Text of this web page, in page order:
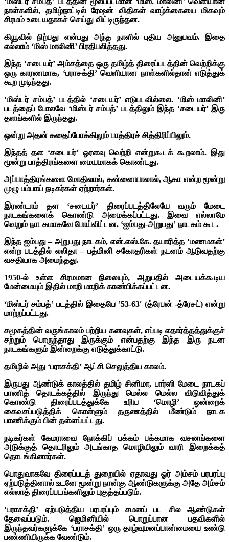
நாள்களில், தமிழ்நாட்டில் ரேஷன் விதிகள் வாழ்க்கையை மிகவும்
சிரமம் உடையதாகச் செய்து விட்டிருந்தன.
கியூவில் நிற்பது என்பது அந்த நாளில் புதிய அனுபவம். இதை
எல்லாம் ‘மிஸ் மாலினி’ பிரதிபலித்தது.
இந்த ‘சடையர்’ அம்சத்தை ஒரு தமிழ்த் திரைப்படத்தின் வெற்றிக்கு
ஒரு காரணமாக, ‘பராசக்தி’ வெளியான நாள்களில்தான் எடுத்துக்
கூற முடிந்தது.
‘மிஸ்டர் சம்பத்’ படத்தில் ‘சடையர்’ எடுபடவில்லை. ‘மிஸ் மாலினி’
படத்தைப் போலவே ‘மிஸ்டர் சம்பத்’ படத்திலும் இந்த ‘சடையர்’ இரு
தளங்களில் இருந்தது.
ஒன்று அதன் கதைப்போக்கிலும் பாத்திரச் சித்திரிப்பிலும்.
இந்தத் தள ‘சடையர்’ ஓரளவு வெற்றி என்றுகூடக் கூறலாம். இது
மூன்று பாத்திரங்களை மையமாகக் கொண்டது.
அப்பாத்திரங்களை மோதிலால், கன்னையாலால், ஆகா என்ற மூன்று
முழு பம்பாய் நடிகர்கள் ஏற்றார்கள்.
இரண்டாம் தள ‘சடையர்’ திரைப்படத்திலேயே வரும் மேடை
நாடகங்களைக் கொண்டு அமைக்கப்பட்டது. இவை எல்லாமே
வெறும் நாடகமாகவே போய்விட்டன. ‘ஐம்பது-அறுபது’ நாடகம் கூட.
இந்த ஐம்பது – அறுபது நாடகம், என்.எஸ்.கே. தயாரித்த ‘மணமகள்’
என்ற படத்தில் லலிதா – பத்மினி சகோதரிகள் நடனம் ஆடுவதற்கு
வசதியாக அமைந்தது.
1950-ல் உள்ள சிரமமான நிலையும், அறுபதில் அடையக்கூடிய
மேன்மையும் இதில் மாறி மாறிக் காண்பிக்கப்பட்டன.
‘மிஸ்டர் சம்பத்’ படத்தில் இதையே ’53-63′ (த்ரேபன் -த்ரேசட்) என்று
மாற்றப்பட்டது.
சமூகத்தின் வருங்காலம் பற்றிய கனவுகள், எப்படி எதார்த்தத்துக்குச்
சற்றும் பொருந்தாது இருக்கும் என்பதற்கு இந்த இரு நடன
நாடகங்களும் இன்றைக்கு எடுத்துக்காட்டு.
தமிழில் அது ‘பராசக்தி’ ஆட்சி செலுத்திய காலம்.
இருபது ஆண்டுக் காலத்தில் தமிழ் சினிமா, பார்ஸி மேடை நாடகப்
பாணித் தொடக்கத்தில் இருந்து மெல்ல மெல்ல விடுவித்துக்
கொண்டு திரைப்படத்துக்கே உரிய ‘மொழி’ ஒன்றைக்
கைவசப்படுத்திக் கொள்ளும் தருணத்தில் மீண்டும் நாடக
பாணிக்கும் பின் தள்ளப்பட்டது.
நடிகர்கள் கேமராவை நோக்கிப் பக்கம் பக்கமாக வசனங்களை
அடுக்குத் தொடரிலும் அடங்காத மொழியிலும் வாரி இறைக்கத்
தொடங்கினார்கள்.
பொதுவாகவே திரைப்படத் துறையில் ஏதாவது ஓர் அம்சம் பரபரப்பு
ஏற்படுத்தினால் உடனே மூன்று நான்கு ஆண்டுகளுக்கு அதே அம்சம்
எல்லாத் திரைப்படங்களிலும் புகுத்தப்படும்.
‘பராசக்தி’ ஏற்படுத்திய பரபரப்பும் சமனப் பட சில ஆண்டுகள்
தேவைப்படும். ஜெமினியில் பொறுப்பான பதவிகளில்
இருந்தவர்களுக்கே ‘பராசக்தி’ ஒரு தாழ்வுமனப்பான்மையை உண்டு
பண்ணியிருக்க வேண்டும்.